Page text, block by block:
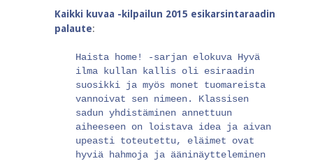
Kaikki kuvaa -kilpailun 2015 esikarsintaraadin
palaute:
Haista home! -sarjan elokuva Hyvä
ilma kullan kallis oli esiraadin
suosikki ja myös monet tuomareista
vannoivat sen nimeen. Klassisen
sadun yhdistäminen annettuun
aiheeseen on loistava idea ja aivan
upeasti toteutettu, eläimet ovat
hyviä hahmoja ja ääninäytteleminen